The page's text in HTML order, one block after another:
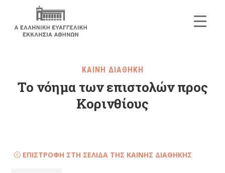
ΚΑΙΝΗ ΔΙΑΘΗΚΗ
Το νόημα των επιστολών προς
Κορινθίους
ΕΠΙΣΤΡΟΦΗ ΣΤΗ ΣΕΛΙΔΑ ΤΗΣ ΚΑΙΝΗΣ ΔΙΑΘΗΚΗΣ